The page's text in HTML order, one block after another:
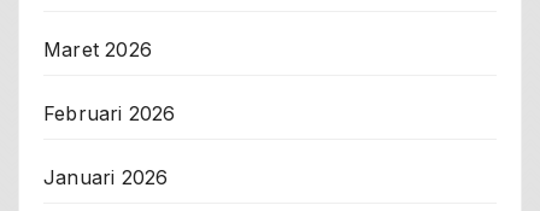
Maret 2026
Februari 2026
Januari 2026